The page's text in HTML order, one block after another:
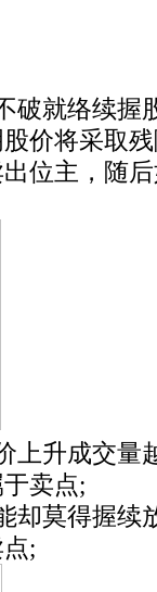
破就络续握
价将采取
位主，随
上升成交量
卖点;
却莫得握续
;